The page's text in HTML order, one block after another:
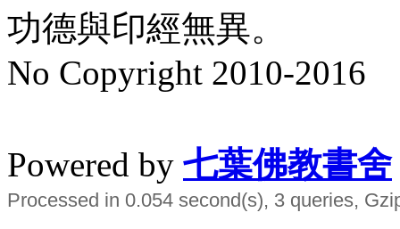
功德與印經無異。
No Copyright 2010-2016
Powered by 七葉佛教書舍
Processed in 0.054 second(s), 3 queries,